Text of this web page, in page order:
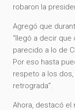
robaron la
Agregó que
“llegó a decir
parecido a lo de
Por eso hasta
respeto a los
retrograda”.
Ahora, destacó el